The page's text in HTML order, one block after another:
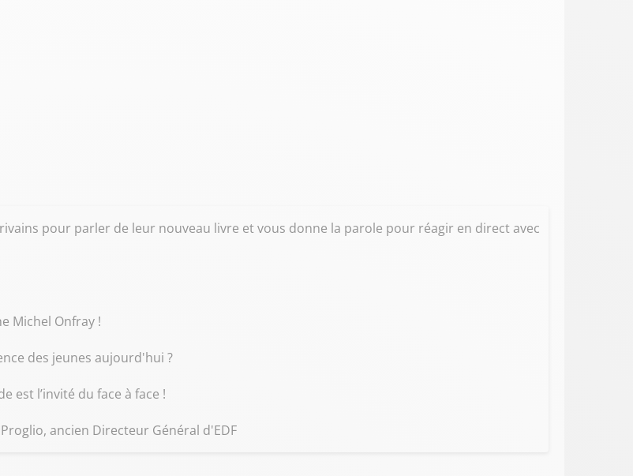
pour parler de leur nouveau livre et vous donne la parole pour réagir en direct avec
Michel Onfray !
des jeunes aujourd'hui ?
est l’invité du face à face !
ancien Directeur Général d'EDF